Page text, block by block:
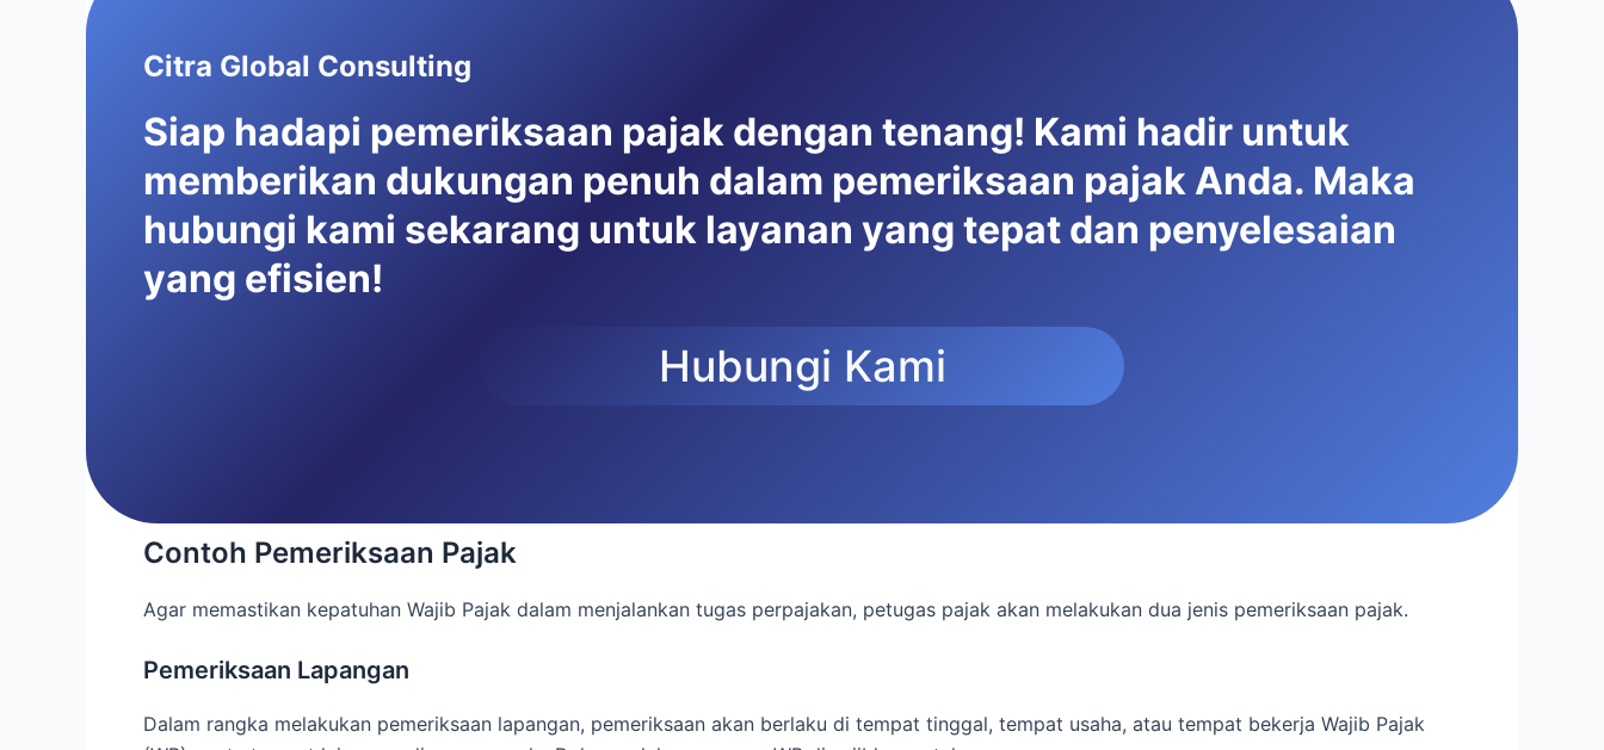
Citra Global Consulting
Siap hadapi pemeriksaan pajak dengan tenang! Kami hadir untuk
memberikan dukungan penuh dalam pemeriksaan pajak Anda. Maka
hubungi kami sekarang untuk layanan yang tepat dan penyelesaian
yang efisien!
Hubungi Kami
Contoh Pemeriksaan Pajak
Agar memastikan kepatuhan Wajib Pajak dalam menjalankan tugas perpajakan, petugas pajak akan melakukan dua jenis pemeriksaan pajak.
Pemeriksaan Lapangan
Dalam rangka melakukan pemeriksaan lapangan, pemeriksaan akan berlaku di tempat tinggal, tempat usaha, atau tempat bekerja Wajib Pajak